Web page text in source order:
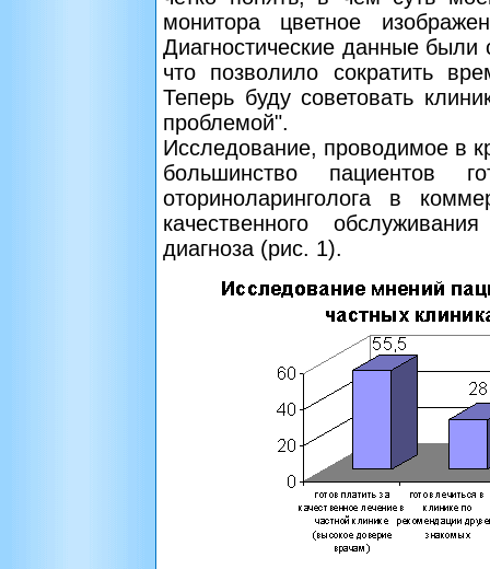
монитора цветное
Диагностические данные
что позволило сократить
Теперь буду советовать
проблемой".
Исследование, проводимое в
большинство пациентов
оториноларинголога в
качественного
диагноза (рис. 1).